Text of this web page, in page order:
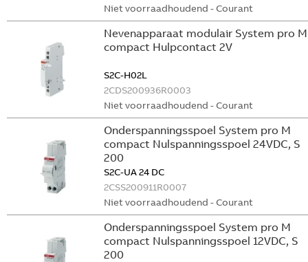
Niet voorraadhoudend - Courant
Nevenapparaat modulair System pro M
compact Hulpcontact 2V
S2C-H02L
2CDS200936R0003
Niet voorraadhoudend - Courant
Onderspanningsspoel System pro M
compact Nulspanningsspoel 24VDC, S
200
S2C-UA 24 DC
2CSS200911R0007
Niet voorraadhoudend - Courant
Onderspanningsspoel System pro M
compact Nulspanningsspoel 12VDC, S
200